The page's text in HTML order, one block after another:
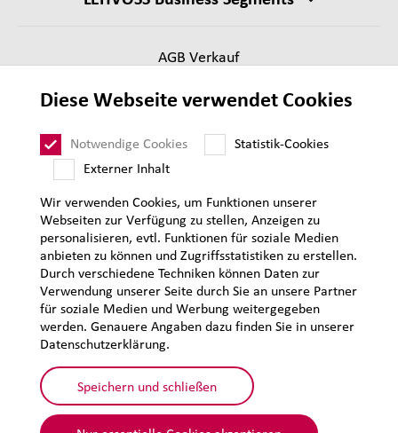
AGB Verkauf
Impressum
Datenschutz
Diese Webseite verwendet Cookies
Notwendige Cookies
Statistik-Cookies
Externer Inhalt
Wir verwenden Cookies, um Funktionen unserer
Webseiten zur Verfügung zu stellen, Anzeigen zu
personalisieren, evtl. Funktionen für soziale Medien
anbieten zu können und Zugriffsstatistiken zu erstellen.
Durch verschiedene Techniken können Daten zur
Verwendung unserer Seite durch Sie an unsere Partner
für soziale Medien und Werbung weitergegeben
werden. Genauere Angaben dazu finden Sie in unserer
Datenschutzerklärung.
Speichern und schließen